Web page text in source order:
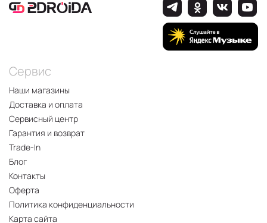
Сервис
Наши магазины
Доставка и оплата
Сервисный центр
Гарантия и возврат
Trade-In
Блог
Контакты
Оферта
Политика конфиденциальности
Карта сайта